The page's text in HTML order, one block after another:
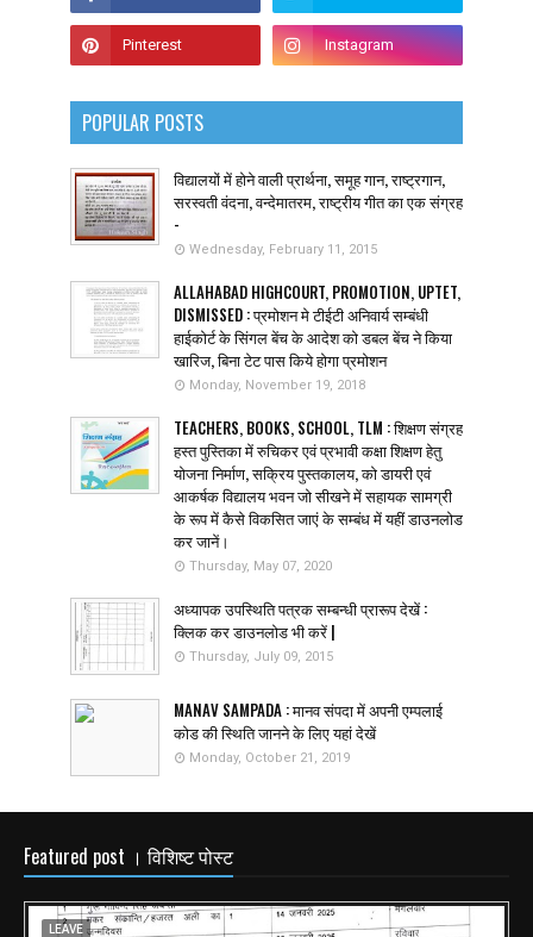
POPULAR POSTS
विद्यालयों में होने वाली प्रार्थना, समूह गान, राष्ट्रगान,
सरस्वती वंदना, वन्देमातरम, राष्ट्रीय गीत का एक संग्रह
-
Wednesday, February 11, 2015
ALLAHABAD HIGHCOURT, PROMOTION, UPTET,
DISMISSED : प्रमोशन मे टीईटी अनिवार्य सम्बंधी
हाईकोर्ट के सिंगल बेंच के आदेश को डबल बेंच ने किया
खारिज, बिना टेट पास किये होगा प्रमोशन
Monday, November 19, 2018
TEACHERS, BOOKS, SCHOOL, TLM : शिक्षण संग्रह
हस्त पुस्तिका में रुचिकर एवं प्रभावी कक्षा शिक्षण हेतु
योजना निर्माण, सक्रिय पुस्तकालय, को डायरी एवं
आकर्षक विद्यालय भवन जो सीखने में सहायक सामग्री
के रूप में कैसे विकसित जाएं के सम्बंध में यहीं डाउनलोड
कर जानें।
Thursday, May 07, 2020
अध्यापक उपस्थिति पत्रक सम्बन्धी प्रारूप देखें :
क्लिक कर डाउनलोड भी करें |
Thursday, July 09, 2015
MANAV SAMPADA : मानव संपदा में अपनी एम्पलाई
कोड की स्थिति जानने के लिए यहां देखें
Monday, October 21, 2019
Featured post । विशिष्ट पोस्ट
LEAVE